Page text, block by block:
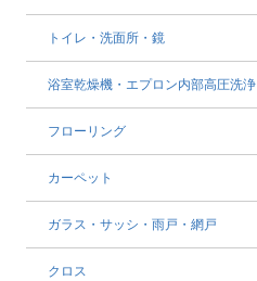
トイレ・洗面所・鏡
浴室乾燥機・エプロン内部高圧洗浄
フローリング
カーペット
ガラス・サッシ・雨戸・網戸
クロス